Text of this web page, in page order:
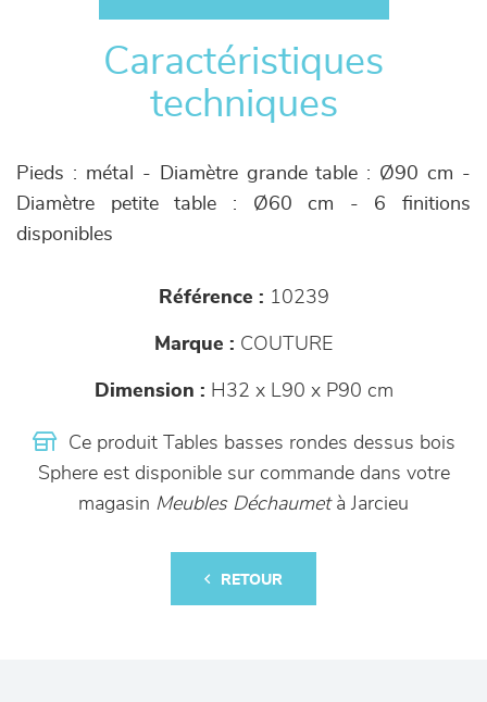
Caractéristiques
techniques
Pieds : métal - Diamètre grande table : Ø90 cm -
Diamètre petite table : Ø60 cm - 6 finitions
disponibles
Référence : 10239
Marque : COUTURE
Dimension : H32 x L90 x P90 cm
Ce produit Tables basses rondes dessus bois
Sphere est disponible sur commande dans votre
magasin Meubles Déchaumetà Jarcieu
RETOUR